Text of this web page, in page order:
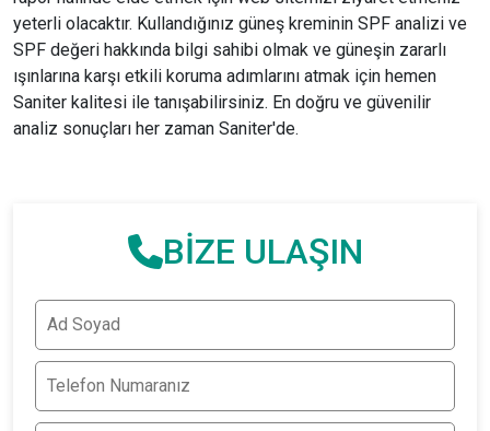
yeterli olacaktır. Kullandığınız güneş kreminin SPF analizi ve
SPF değeri hakkında bilgi sahibi olmak ve güneşin zararlı
ışınlarına karşı etkili koruma adımlarını atmak için hemen
Saniter kalitesi ile tanışabilirsiniz. En doğru ve güvenilir
analiz sonuçları her zaman Saniter'de.
BİZE ULAŞIN